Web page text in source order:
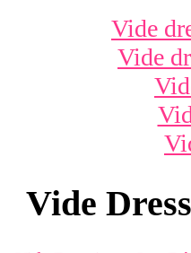
Vide
Vide
Vide